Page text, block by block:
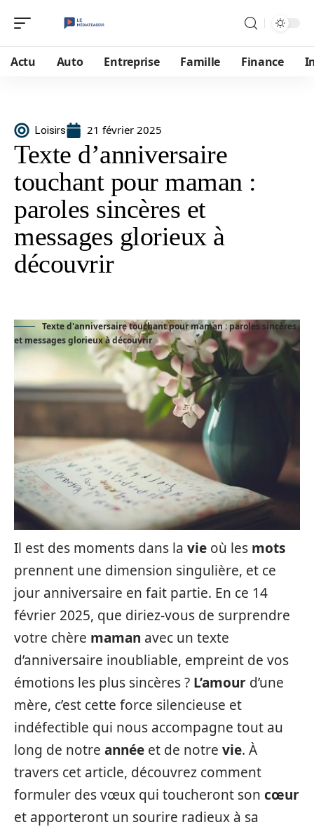
Actu Auto Entreprise Famille Finance
Loisirs 21 février 2025
Texte d’anniversaire
touchant pour maman :
paroles sincères et
messages glorieux à
découvrir
Texte d'anniversaire touchant pour maman : paroles sincères
et messages glorieux à découvrir
Il est des moments dans la vie où les mots
prennent une dimension singulière, et ce
jour anniversaire en fait partie. En ce 14
février 2025, que diriez-vous de surprendre
votre chère maman avec un texte
d’anniversaire inoubliable, empreint de vos
émotions les plus sincères ? L’amour d’une
mère, c’est cette force silencieuse et
indéfectible qui nous accompagne tout au
long de notre année et de notre vie. À
travers cet article, découvrez comment
formuler des vœux qui toucheront son cœur
et apporteront un sourire radieux à sa